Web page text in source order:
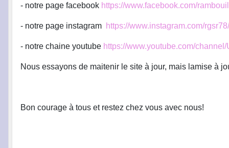
- notre page facebook https://www.facebook.com/
- notre page instagram https://www.instagram.com/
- notre chaine youtube https://www.youtube.com/
Nous essayons de maitenir le site à jour, mais lamise à
Bon courage à tous et restez chez vous avec nous!